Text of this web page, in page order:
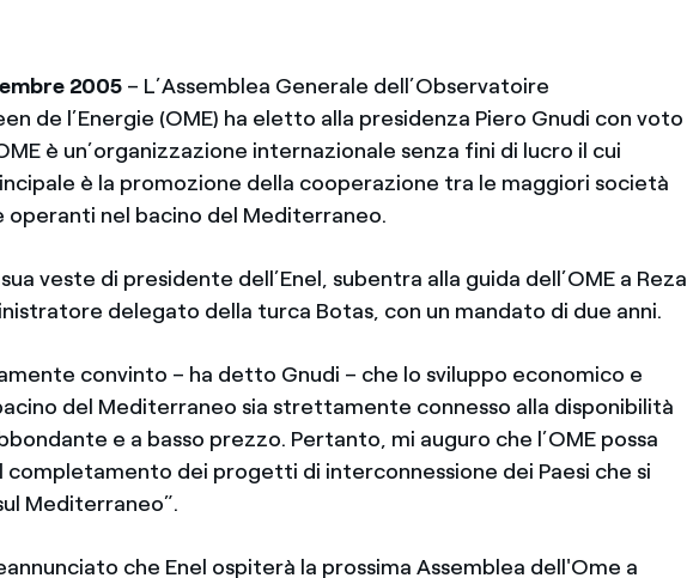
2005 – L’Assemblea Generale dell’Observatoire
de l’Energie (OME) ha eletto alla presidenza Piero Gnudi con voto
è un’organizzazione internazionale senza fini di lucro il cui
è la promozione della cooperazione tra le maggiori società
operanti nel bacino del Mediterraneo.
veste di presidente dell’Enel, subentra alla guida dell’OME a Reza
delegato della turca Botas, con un mandato di due anni.
convinto – ha detto Gnudi – che lo sviluppo economico e
del Mediterraneo sia strettamente connesso alla disponibilità
e a basso prezzo. Pertanto, mi auguro che l’OME possa
completamento dei progetti di interconnessione dei Paesi che si
Mediterraneo”.
che Enel ospiterà la prossima Assemblea dell'Ome a